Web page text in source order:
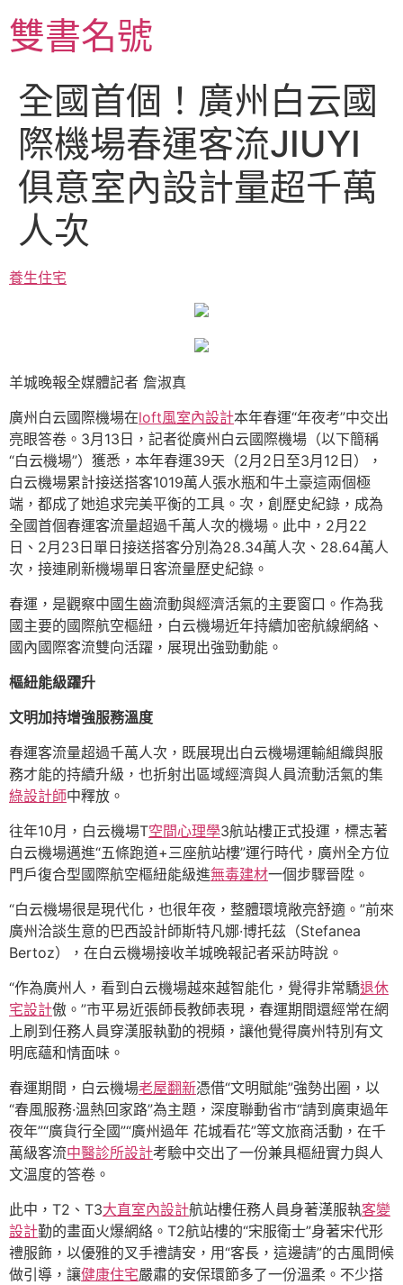
至
主雙書名號
全國首個！廣州白云國
際機場春運客流JIUYI
俱意室內設計量超千萬
人次
養生住宅
羊城晚報全媒體記者 詹淑真
廣州白云國際機場在loft風室內設計本年春運“年夜考”中交出
亮眼答卷。3月13日，記者從廣州白云國際機場（以下簡稱
“白云機場”）獲悉，本年春運39天（2月2日至3月12日），
白云機場累計接送搭客1019萬人張水瓶和牛土豪這兩個極
端，都成了她追求完美平衡的工具。次，創歷史紀錄，成為
全國首個春運客流量超過千萬人次的機場。此中，2月22
日、2月23日單日接送搭客分別為28.34萬人次、28.64萬人
次，接連刷新機場單日客流量歷史紀錄。
春運，是觀察中國生齒流動與經濟活氣的主要窗口。作為我
國主要的國際航空樞紐，白云機場近年持續加密航線網絡、
國內國際客流雙向活躍，展現出強勁動能。
樞紐能級躍升
文明加持增強服務溫度
春運客流量超過千萬人次，既展現出白云機場運輸組織與服
務才能的持續升級，也折射出區域經濟與人員流動活氣的集
綠設計師中釋放。
往年10月，白云機場T空間心理學3航站樓正式投運，標志著
白云機場邁進“五條跑道+三座航站樓”運行時代，廣州全方位
門戶復合型國際航空樞紐能級進無毒建材一個步驟晉陞。
“白云機場很是現代化，也很年夜，整體環境敞亮舒適。”前來
廣州洽談生意的巴西設計師斯特凡娜·博托茲（Stefanea
Bertoz），在白云機場接收羊城晚報記者采訪時說。
“作為廣州人，看到白云機場越來越智能化，覺得非常驕退休
宅設計傲。”市平易近張師長教師表現，春運期間還經常在網
上刷到任務人員穿漢服執勤的視頻，讓他覺得廣州特別有文
明底蘊和情面味。
春運期間，白云機場老屋翻新憑借“文明賦能”強勢出圈，以
“春風服務·溫熱回家路”為主題，深度聯動省市“請到廣東過年
夜年”“廣貨行全國”“廣州過年 花城看花”等文旅商活動，在千
萬級客流中醫診所設計考驗中交出了一份兼具樞紐實力與人
文溫度的答卷。
此中，T2、T3大直室內設計航站樓任務人員身著漢服執客變
設計勤的畫面火爆網絡。T2航站樓的“宋服衛士”身著宋代形
禮服飾，以優雅的叉手禮請安，用“客長，這邊請”的古風問候
做引導，讓健康住宅嚴肅的安保環節多了一份溫柔。不少搭